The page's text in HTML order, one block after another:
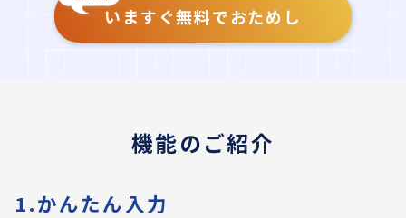
いますぐ無料でおためし
機能のご紹介
1.かんたん入力